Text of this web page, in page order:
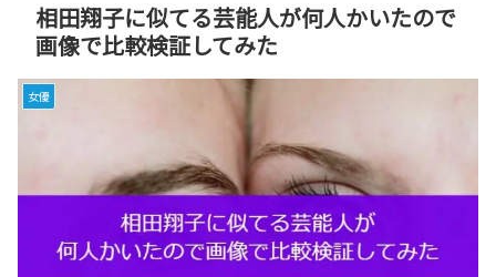
相田翔子に似てる芸能人が何人かいたので
画像で比較検証してみた
女優